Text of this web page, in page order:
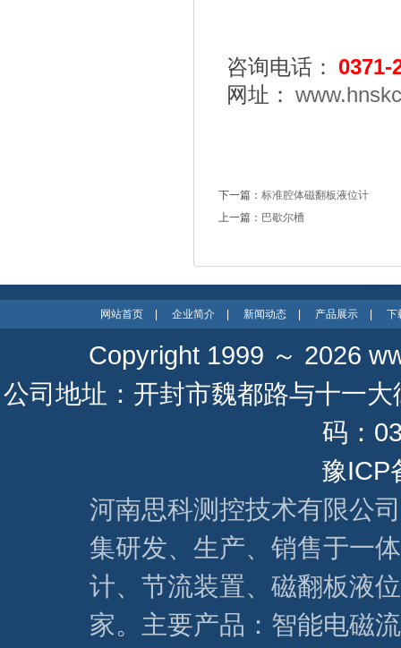
咨询电话： 0371-
网址：
下一篇： 标准腔体磁翻板液位计
上一篇： 巴歇尔槽
网站首页 企业简介 新闻动态 产品展示 下
Copyright 1999 ～ 2026
公司地址：开封市魏都路与十一
码：
豫ICP
河南思科测控技术有限公
集研发、生产、销售于一
计、节流装置、磁翻板液
家。主要产品：智能电磁